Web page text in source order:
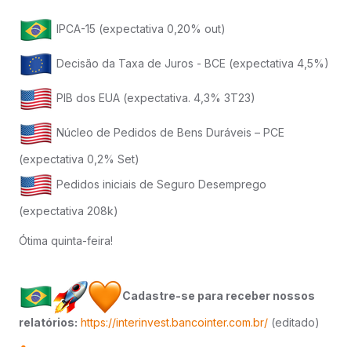
IPCA-15 (expectativa 0,20% out)
Decisão da Taxa de Juros - BCE (expectativa 4,5%)
PIB dos EUA (expectativa. 4,3% 3T23)
Núcleo de Pedidos de Bens Duráveis – PCE
(expectativa 0,2% Set)
Pedidos iniciais de Seguro Desemprego
(expectativa 208k)
Ótima quinta-feira!
Cadastre-se para receber nossos
relatórios: https://interinvest.bancointer.com.br/ (editado)